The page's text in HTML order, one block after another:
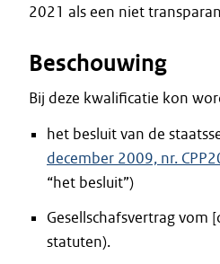
2021 als een niet
Beschouwing
Bij deze kwalificatie kon
het besluit van de
december 2009, nr.
“het besluit”)
Gesellschafsvertrag vom
statuten).